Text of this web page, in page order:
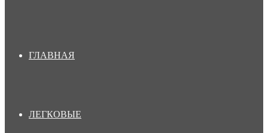
ГЛАВНАЯ
ЛЕГКОВЫЕ